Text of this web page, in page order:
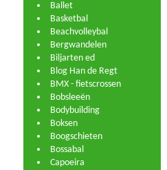
Ballet
Basketbal
Beachvolleybal
Bergwandelen
Biljarten ed
Blog Han de Regt
BMX - fietscrossen
Bobsleeën
Bodybuilding
Boksen
Boogschieten
Bossabal
Capoeira